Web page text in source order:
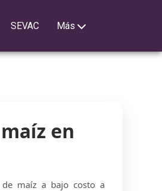
SEVAC Más
en
maíz a bajo costo a